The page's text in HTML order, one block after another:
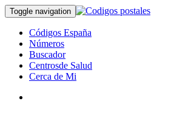
Toggle navigation
Códigos España
Números
Buscador
Centrosde Salud
Cerca de Mi